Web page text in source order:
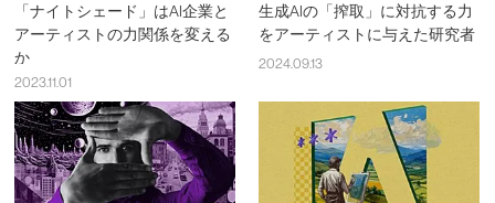
「ナイトシェード」はAI企業と
アーティストの力関係を変える
か
2023.11.01
生成AIの「搾取」に対抗する力
をアーティストに与えた研究者
2024.09.13